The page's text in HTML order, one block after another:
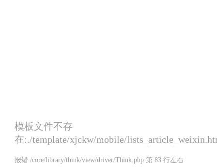
模板文件不存
在:./template/xjckw/mobile/
报错 /core/library/think/view/driver/Think.php 第 83 行左右